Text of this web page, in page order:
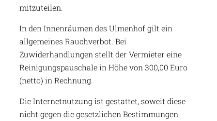
mitzuteilen.
In den Innenräumen des Ulmenhof gilt ein
allgemeines Rauchverbot. Bei
Zuwiderhandlungen stellt der Vermieter eine
Reinigungspauschale in Höhe von 300,00 Euro
(netto) in Rechnung.
Die Internetnutzung ist gestattet, soweit diese
nicht gegen die gesetzlichen Bestimmungen